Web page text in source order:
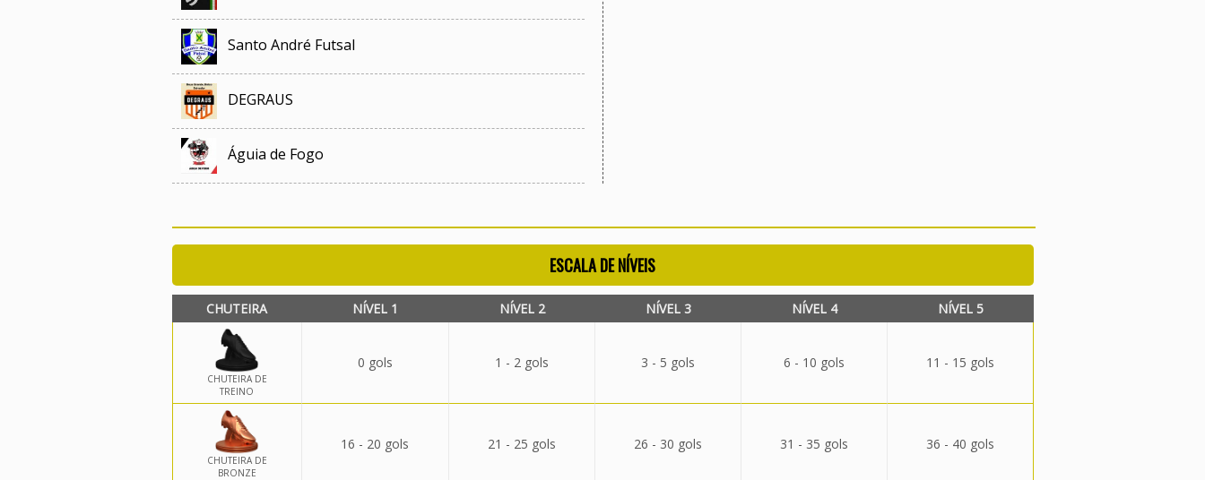
Santo André Futsal
DEGRAUS
Águia de Fogo
ESCALA DE NÍVEIS
CHUTEIRA NÍVEL 1 NÍVEL 2 NÍVEL 3 NÍVEL 4 NÍVEL 5
CHUTEIRA DE
TREINO
0 gols 1 - 2 gols 3 - 5 gols 6 - 10 gols 11 - 15 gols
CHUTEIRA DE
BRONZE
16 - 20 gols 21 - 25 gols 26 - 30 gols 31 - 35 gols 36 - 40 gols